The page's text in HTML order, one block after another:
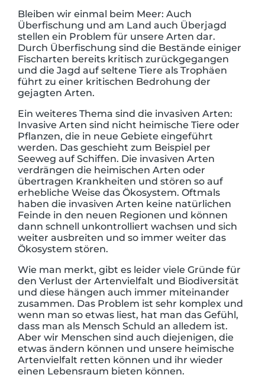
Bleiben wir einmal beim Meer: Auch
Überfischung und am Land auch Überjagd
stellen ein Problem für unsere Arten dar.
Durch Überfischung sind die Bestände einiger
Fischarten bereits kritisch zurückgegangen
und die Jagd auf seltene Tiere als Trophäen
führt zu einer kritischen Bedrohung der
gejagten Arten.
Ein weiteres Thema sind die invasiven Arten:
Invasive Arten sind nicht heimische Tiere oder
Pflanzen, die in neue Gebiete eingeführt
werden. Das geschieht zum Beispiel per
Seeweg auf Schiffen. Die invasiven Arten
verdrängen die heimischen Arten oder
übertragen Krankheiten und stören so auf
erhebliche Weise das Ökosystem. Oftmals
haben die invasiven Arten keine natürlichen
Feinde in den neuen Regionen und können
dann schnell unkontrolliert wachsen und sich
weiter ausbreiten und so immer weiter das
Ökosystem stören.
Wie man merkt, gibt es leider viele Gründe für
den Verlust der Artenvielfalt und Biodiversität
und diese hängen auch immer miteinander
zusammen. Das Problem ist sehr komplex und
wenn man so etwas liest, hat man das Gefühl,
dass man als Mensch Schuld an alledem ist.
Aber wir Menschen sind auch diejenigen, die
etwas ändern können und unsere heimische
Artenvielfalt retten können und ihr wieder
einen Lebensraum bieten können.